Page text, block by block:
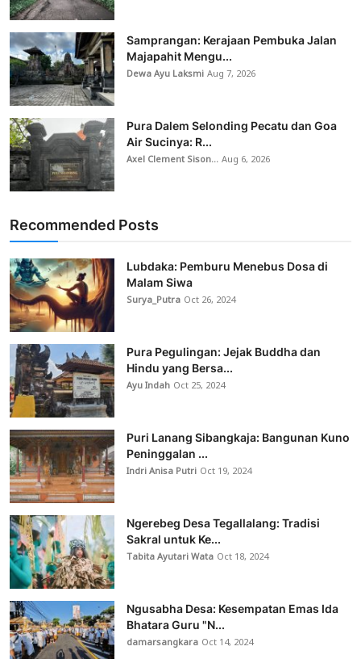
Samprangan: Kerajaan Pembuka Jalan
Majapahit Mengu...
Dewa Ayu LaksmiAug 7, 2026
Pura Dalem Selonding Pecatu dan Goa
Air Sucinya: R...
Axel Clement Sison...Aug 6, 2026
Recommended Posts
Lubdaka: Pemburu Menebus Dosa di
Malam Siwa
Surya_Putra Oct 26, 2024
Pura Pegulingan: Jejak Buddha dan
Hindu yang Bersa...
Ayu Indah Oct 25, 2024
Puri Lanang Sibangkaja: Bangunan Kuno
Peninggalan ...
Indri Anisa Putri Oct 19, 2024
Ngerebeg Desa Tegallalang: Tradisi
Sakral untuk Ke...
Tabita Ayutari Wata Oct 18, 2024
Ngusabha Desa: Kesempatan Emas Ida
Bhatara Guru "N...
damarsangkara Oct 14, 2024